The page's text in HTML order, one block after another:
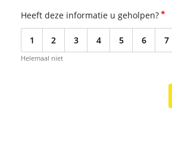
Heeft deze informatie u geholpen?*
1 2 3 4 5 6 7
Helemaal niet